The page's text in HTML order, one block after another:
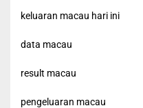
keluaran macau hari ini
data macau
result macau
pengeluaran macau